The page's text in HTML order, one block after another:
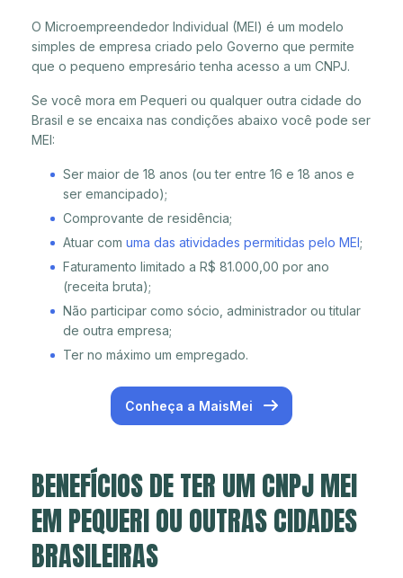
O Microempreendedor Individual (MEI) é um modelo
simples de empresa criado pelo Governo que permite
que o pequeno empresário tenha acesso a um CNPJ.
Se você mora em Pequeri ou qualquer outra cidade do
Brasil e se encaixa nas condições abaixo você pode ser
MEI:
Ser maior de 18 anos (ou ter entre 16 e 18 anos e
ser emancipado);
Comprovante de residência;
Atuar com uma das atividades permitidas pelo MEI;
Faturamento limitado a R$ 81.000,00 por ano
(receita bruta);
Não participar como sócio, administrador ou titular
de outra empresa;
Ter no máximo um empregado.
Conheça a MaisMei
BENEFÍCIOS DE TER UM CNPJ MEI
EM PEQUERI OU OUTRAS CIDADES
BRASILEIRAS